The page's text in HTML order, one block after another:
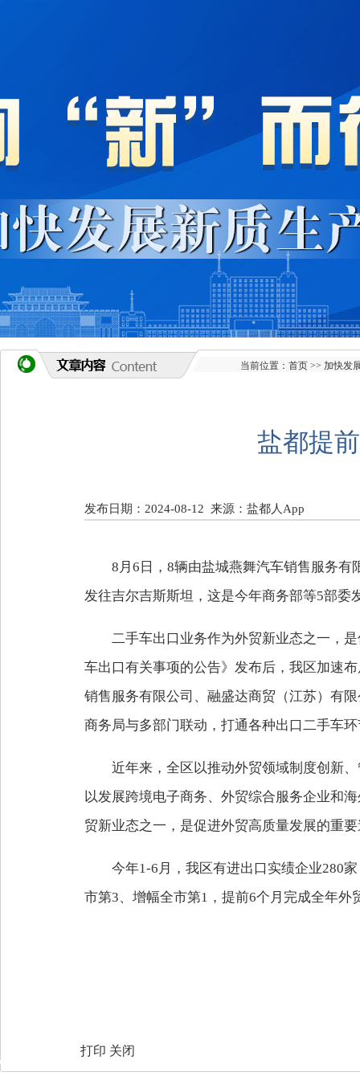
当前位置： 首页 >> 加快发
盐都提
发布日期：2024-08-12 来源：盐都人App
8月6日，8辆由盐城燕舞汽车销售服务
发往吉尔吉斯斯坦，这是今年商务部等5部
二手车出口业务作为外贸新业态之一，
车出口有关事项的公告》发布后，我区加速
销售服务有限公司、融盛达商贸（江苏）有
商务局与多部门联动，打通各种出口二手车
近年来，全区以推动外贸领域制度创新
以发展跨境电子商务、外贸综合服务企业和
贸新业态之一，是促进外贸高质量发展的重
今年1-6月，我区有进出口实绩企业280
市第3、增幅全市第1，提前6个月完成全年外
打印 关闭